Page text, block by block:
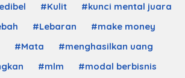
#Kulit
#kunci mental juara
#Lebaran
#make money
#Mata
#menghasilkan uang
#mlm
#modal berbisnis